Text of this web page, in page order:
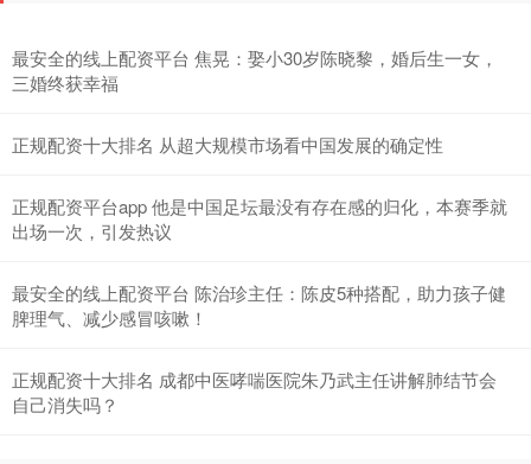
北证50 1134.24 +11.37 +1.01%
创业板指 3563.12 +47.56 +1.35%
最安全的线上配资平台 焦晃：娶小30岁陈晓黎，婚后生一女，
三婚终获幸福
正规配资十大排名 从超大规模市场看中国发展的确定性
正规配资平台app 他是中国足坛最没有存在感的归化，本赛季就
出场一次，引发热议
最安全的线上配资平台 陈治珍主任：陈皮5种搭配，助力孩子健
脾理气、减少感冒咳嗽！
正规配资十大排名 成都中医哮喘医院朱乃武主任讲解肺结节会
自己消失吗？